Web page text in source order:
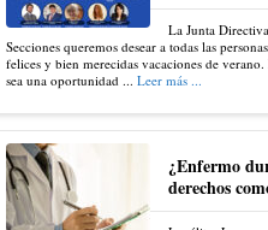
La Junta
Secciones queremos desear a todas las
felices y bien merecidas vacaciones de
sea una oportunidad ... Leer más ...
¿Enfermo
derechos